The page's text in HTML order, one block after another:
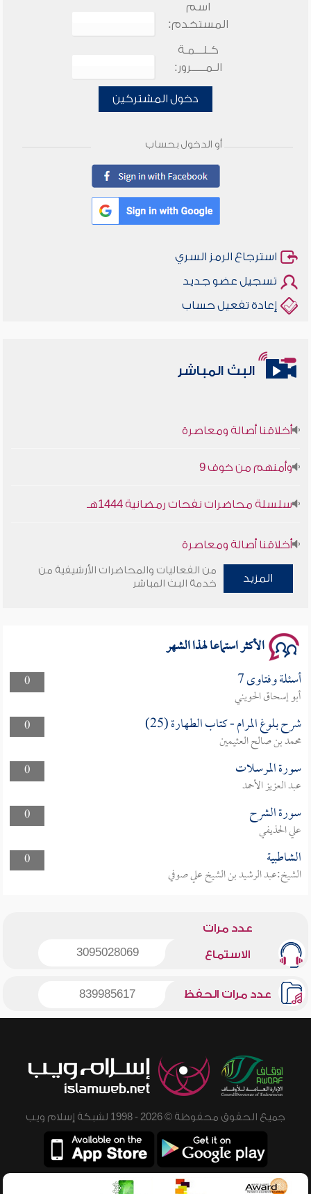
اسم
المستخدم:
كـلـــمـة
الـمـــــرور:
دخول المشتركين
أو الدخول بحساب
استرجاع الرمز السري
تسجيل عضو جديد
إعادة تفعيل حساب
البث المباشر
أخلاقنا أصالة ومعاصرة
وأمنهم من خوف 9
سلسلة محاضرات نفحات رمضانية 1444هـ
أخلاقنا أصالة ومعاصرة
وأمنهم من خوف 9
المزيد
من الفعاليات والمحاضرات الأرشيفية من
خدمة البث المباشر
الأكثر استماعا لهذا الشهر
0 أسئلة وفتاوى 7
أبو إسحاق الحويني
0
شرح بلوغ المرام - كتاب الطهارة (25)
محمد بن صالح العثيمين
0
سورة المرسلات
عبد العزيز الأحمد
0
سورة الشرح
علي الحذيفي
0
الشاطبية
الشيخ:عبد الرشيد بن الشيخ علي صوفي
عدد مرات
الاستماع 3095028069
عدد مرات الحفظ 839985617
جميع الحقوق محفوظة © 2026 - 1998 لشبكة إسلام ويب